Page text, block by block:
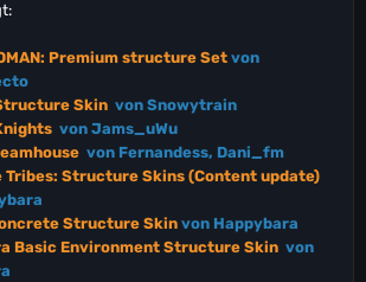
Premium structure Set von
Skin von Snowytrain
von Jams_uWu
von Fernandess, Dani_fm
Tribes: Structure Skins (Content update)
Structure Skin von Happybara
Basic Environment Structure Skin von